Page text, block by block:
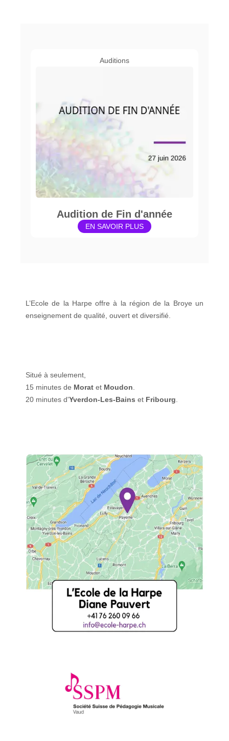
Auditions
Audition de Fin d'année
EN SAVOIR PLUS
L’Ecole de la Harpe offre à la région de la Broye un
enseignement de qualité, ouvert et diversifié.
Situé à seulement,
15 minutes de Morat et Moudon
20 minutes d'Yverdon-Les-Bains et Fribourg